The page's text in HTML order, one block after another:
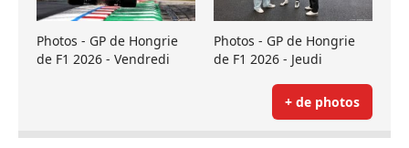
Photos - GP de Hongrie
de F1 2026 - Vendredi
Photos - GP de Hongrie
de F1 2026 - Jeudi
+ de photos